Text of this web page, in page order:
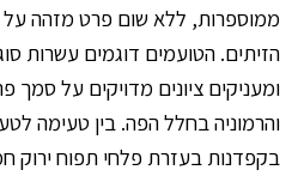
ממוספרות, ללא שום פרט מזהה על
הזיתים. הטועמים דוגמים עשרות
ומעניקים ציונים מדויקים על סמך
והרמוניה בחלל הפה. בין טעימה
בקפדנות בעזרת פלחי תפוח ירוק